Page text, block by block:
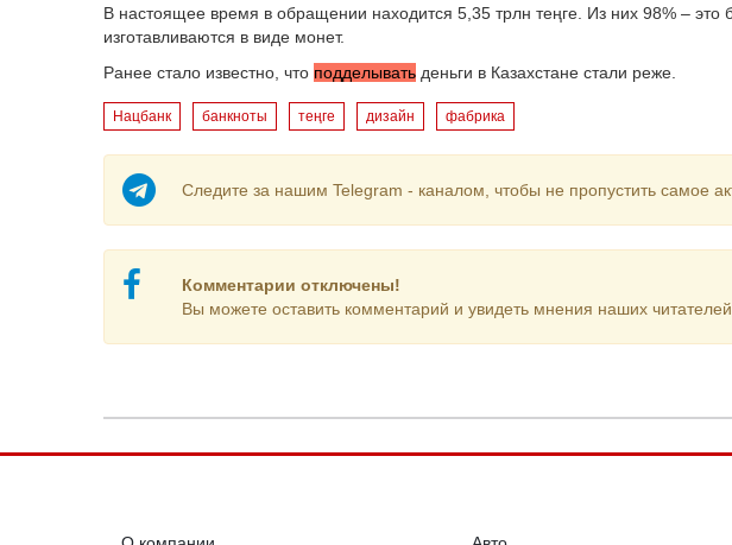
В настоящее время в обращении находится 5,35 трлн теңге. Из них 98% – это
изготавливаются в виде монет.
Ранее стало известно, что подделывать деньги в Казахстане стали реже.
Нацбанк банкноты теңге дизайн фабрика
Следите за нашим Telegram - каналом, чтобы не пропустить самое
Комментарии отключены!
Вы можете оставить комментарий и увидеть мнения наших